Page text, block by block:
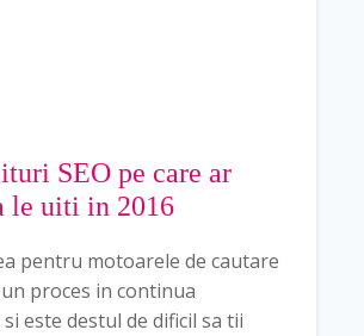
SEO pe care ar
le uiti in 2016
pentru motoarele de cautare
un proces in continua
este destul de dificil sa tii